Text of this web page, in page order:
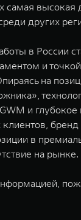
самая высокая
других
в России
и точкой
на
и
клиентов,
в
на рынке.